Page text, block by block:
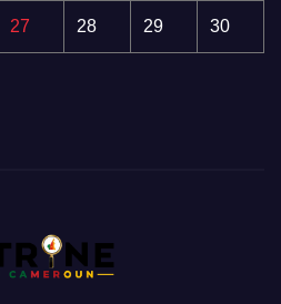
27 28 29 30